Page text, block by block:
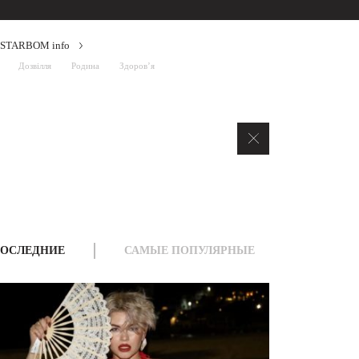
Дозвілля Родина Здоров’я
STARBOM info
САМЫЕ ПОПУЛЯРНЫЕ